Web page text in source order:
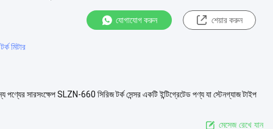
যোগাযোগ করুন শেয়ার করুন
মিটার
সারসংক্ষেপ SLZN-660 সিরিজ টর্ক সেন্সর একটি ইন্টিগ্রেটেড পণ্য যা স্টেনগ্যাজ টাইপ
মেসেজ রেখে যান